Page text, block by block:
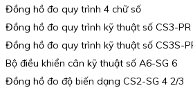
Đồng hồ đo quy trình 4 chữ số
Đồng hồ đo quy trình kỹ thuật số CS3-PR
Đồng hồ đo quy trình kỹ thuật số CS3S-
Bộ điều khiển cân kỹ thuật số A6-SG 6
Đồng hồ đo độ biến dạng CS2-SG 4 2/3